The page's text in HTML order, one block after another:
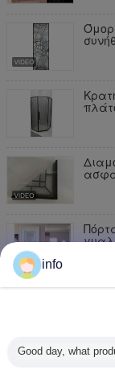
info
Good day, what